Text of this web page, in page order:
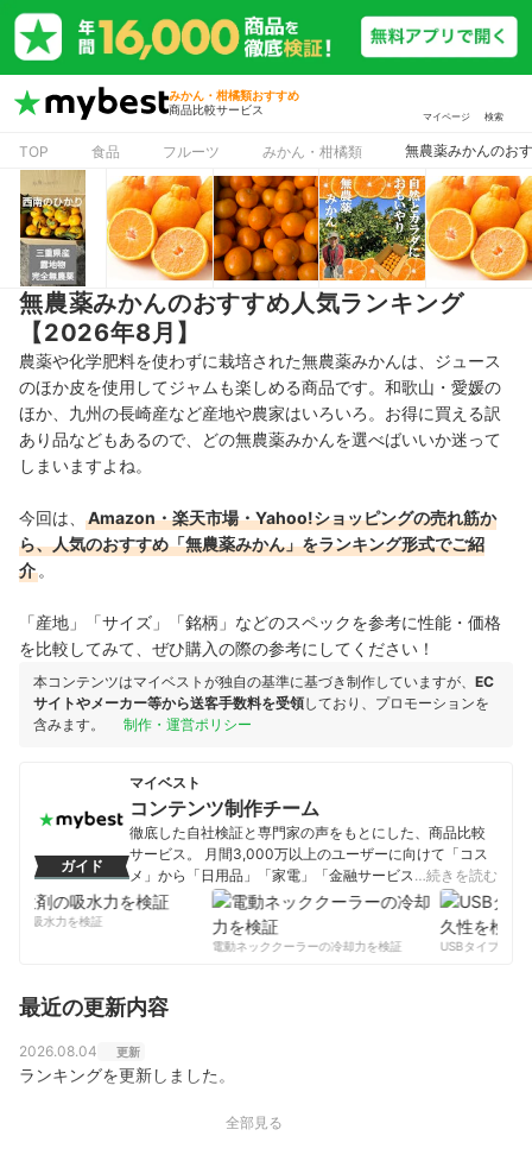
みかん・柑橘類おすすめ
商品比較サービス
マイページ 検索
TOP 食品 フルーツ みかん・柑橘類 無農薬みかんのお
無農薬みかんのおすすめ人気ランキング
【2026年8月】
農薬や化学肥料を使わずに栽培された無農薬みかんは、ジュース
のほか皮を使用してジャムも楽しめる商品です。和歌山・愛媛の
ほか、九州の長崎産など産地や農家はいろいろ。お得に買える訳
あり品などもあるので、どの無農薬みかんを選べばいいか迷って
しまいますよね。
今回は、
Amazon・楽天市場・Yahoo!ショッピングの売れ筋か
ら、人気のおすすめ「無農薬みかん」をランキング形式でご紹
介 。
「産地」「サイズ」「銘柄」などのスペックを参考に性能・価格
を比較してみて、ぜひ購入の際の参考にしてください！
本コンテンツはマイベストが独自の基準に基づき制作していますが、 EC
サイトやメーカー等から送客手数料を受領しており、プロモーションを
含みます。
制作・運営ポリシー
ガイド
マイベスト
コンテンツ制作チーム
徹底した自社検証と専門家の声をもとにした、商品比較
サービス。 月間3,000万以上のユーザーに向けて「コス
メ」から「日用品」「家電」「金融サービス」まで、ベ
ストな商品を選んでもらうために、毎日コンテンツを制
コンテンツ制作チームのプロフィール
…続きを読む
の吸水力を検証
電動ネッククーラーの冷却力を検証
USBタイプCケー
最近の更新内容
2026.08.04 更新
ランキングを更新しました。
全部見る